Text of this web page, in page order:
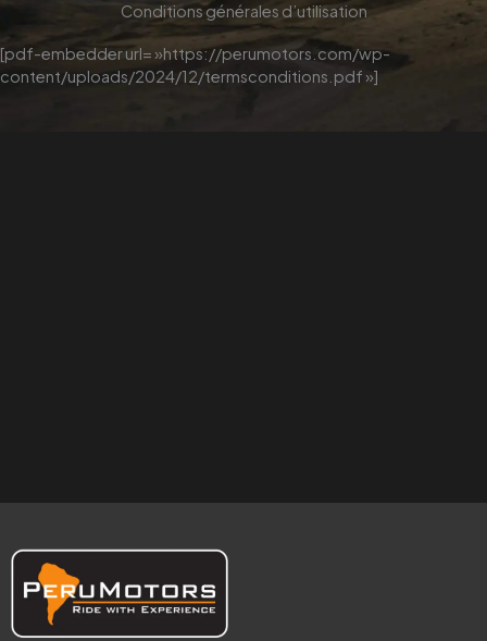
Conditions générales d’utilisation
[pdf-embedder url= »https://perumotors.com/wp-
content/uploads/2024/12/termsconditions.pdf »]